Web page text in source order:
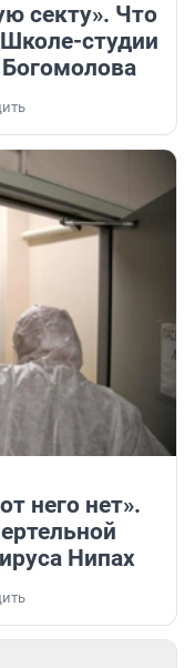
секту». Что
студии
него нет».
Нипах